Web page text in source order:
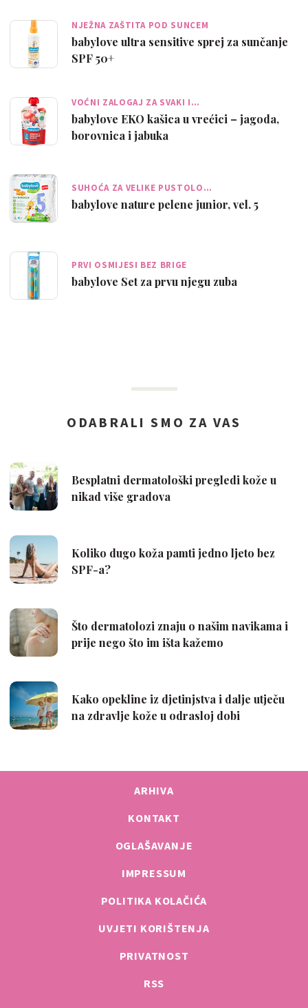
NJEŽNA ZAŠTITA POD SUNCEM
babylove ultra sensitive sprej za sunčanje
SPF 50+
VOĆNI ZALOGAJ ZA SVAKI I…
babylove EKO kašica u vrećici – jagoda,
borovnica i jabuka
SUHOĆA ZA VELIKE PUSTOLO…
babylove nature pelene junior, vel. 5
PRVI OSMIJESI BEZ BRIGE
babylove Set za prvu njegu zuba
ARHIVA
KONTAKT
OGLAŠAVANJE
IMPRESSUM
POLITIKA KOLAČIĆA
UVJETI KORIŠTENJA
PRIVATNOST
RSS